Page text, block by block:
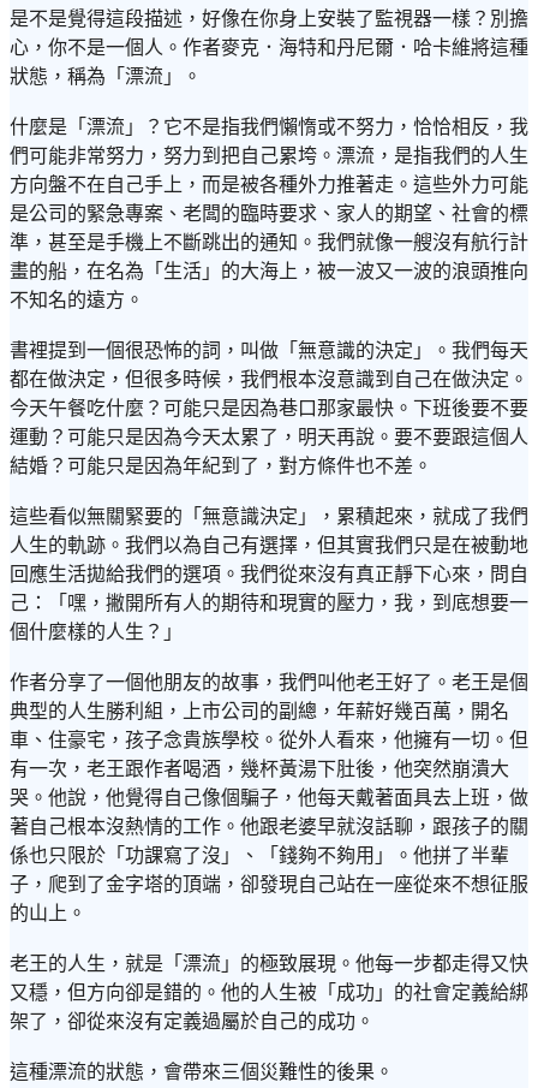
是不是覺得這段描述，好像在你身上安裝了監視器一樣？別擔
心，你不是一個人。作者麥克．海特和丹尼爾．哈卡維將這種
狀態，稱為「漂流」。
什麼是「漂流」？它不是指我們懶惰或不努力，恰恰相反，我
們可能非常努力，努力到把自己累垮。漂流，是指我們的人生
方向盤不在自己手上，而是被各種外力推著走。這些外力可能
是公司的緊急專案、老闆的臨時要求、家人的期望、社會的標
準，甚至是手機上不斷跳出的通知。我們就像一艘沒有航行計
畫的船，在名為「生活」的大海上，被一波又一波的浪頭推向
不知名的遠方。
書裡提到一個很恐怖的詞，叫做「無意識的決定」。我們每天
都在做決定，但很多時候，我們根本沒意識到自己在做決定。
今天午餐吃什麼？可能只是因為巷口那家最快。下班後要不要
運動？可能只是因為今天太累了，明天再說。要不要跟這個人
結婚？可能只是因為年紀到了，對方條件也不差。
這些看似無關緊要的「無意識決定」，累積起來，就成了我們
人生的軌跡。我們以為自己有選擇，但其實我們只是在被動地
回應生活拋給我們的選項。我們從來沒有真正靜下心來，問自
己：「嘿，撇開所有人的期待和現實的壓力，我，到底想要一
個什麼樣的人生？」
作者分享了一個他朋友的故事，我們叫他老王好了。老王是個
典型的人生勝利組，上市公司的副總，年薪好幾百萬，開名
車、住豪宅，孩子念貴族學校。從外人看來，他擁有一切。但
有一次，老王跟作者喝酒，幾杯黃湯下肚後，他突然崩潰大
哭。他說，他覺得自己像個騙子，他每天戴著面具去上班，做
著自己根本沒熱情的工作。他跟老婆早就沒話聊，跟孩子的關
係也只限於「功課寫了沒」、「錢夠不夠用」。他拼了半輩
子，爬到了金字塔的頂端，卻發現自己站在一座從來不想征服
的山上。
老王的人生，就是「漂流」的極致展現。他每一步都走得又快
又穩，但方向卻是錯的。他的人生被「成功」的社會定義給綁
架了，卻從來沒有定義過屬於自己的成功。
這種漂流的狀態，會帶來三個災難性的後果。